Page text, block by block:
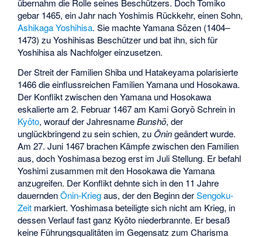
übernahm die Rolle seines Beschützers. Doch Tomiko
gebar 1465, ein Jahr nach Yoshimis Rückkehr, einen Sohn,
Ashikaga Yoshihisa. Sie machte Yamana Sōzen (1404–
1473) zu Yoshihisas Beschützer und bat ihn, sich für
Yoshihisa als Nachfolger einzusetzen.
Der Streit der FamilienShiba und Hatakeyamapolarisierte
1466 die einflussreichen Familien Yamana und Hosokawa.
Der Konflikt zwischen den Yamana und Hosokawa
eskalierte am 2. Februar 1467 am Kami Goryō Schrein in
Kyōto, worauf der JahresnameBunshō, der
unglückbringend zu sein schien, zuŌningeändert wurde.
Am 27. Juni 1467 brachen Kämpfe zwischen den Familien
aus, doch Yoshimasa bezog erst im Juli Stellung. Er befahl
Yoshimi zusammen mit den Hosokawa die Yamana
anzugreifen. Der Konflikt dehnte sich in den 11 Jahre
dauerndenŌnin-Kriegaus, der den Beginn derSengoku-
Zeit markiert. Yoshimasa beteiligte sich nicht am Krieg, in
dessen Verlauf fast ganz Kyōto niederbrannte. Er besaß
keine Führungsqualitäten im Gegensatz zum Charisma